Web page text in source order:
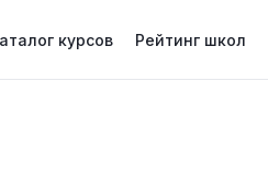
курсов Рейтинг школ